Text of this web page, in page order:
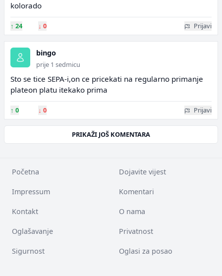
kolorado
↑ 24 ↓ 0 Prijavi
bingo
prije 1 sedmicu
Sto se tice SEPA-i,on ce pricekati na regularno primanje
plateon platu itekako prima
↑ 0 ↓ 0 Prijavi
PRIKAŽI JOŠ KOMENTARA
Početna Dojavite vijest
Impressum Komentari
Kontakt O nama
Oglašavanje Privatnost
Sigurnost Oglasi za posao